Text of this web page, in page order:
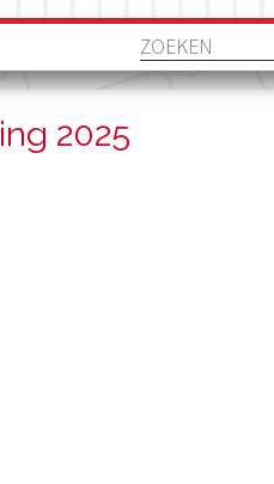
2025